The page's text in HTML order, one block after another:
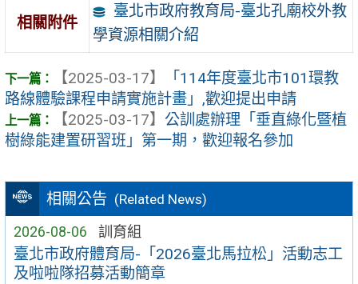
相關公告 (Related News)
2026-08-06 訓育組
臺北市政府體育局-「2026臺北馬拉松」活動志工
及啦啦隊招募活動簡章
相關附件
臺北市政府教育局-臺北孔廟校外教
學資源相關介紹
【2025-03-17】
「114年度臺北市101環教
路線體驗課程申請實施計畫」,歡迎提出申請
【2025-03-17】 公訓處辦理「垂直綠化暨植
樹綠能建置研習班」第一期，歡迎報名參加